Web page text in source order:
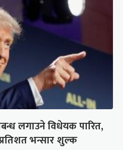
लगाउने विधेयक पारित,
भन्सार शुल्क